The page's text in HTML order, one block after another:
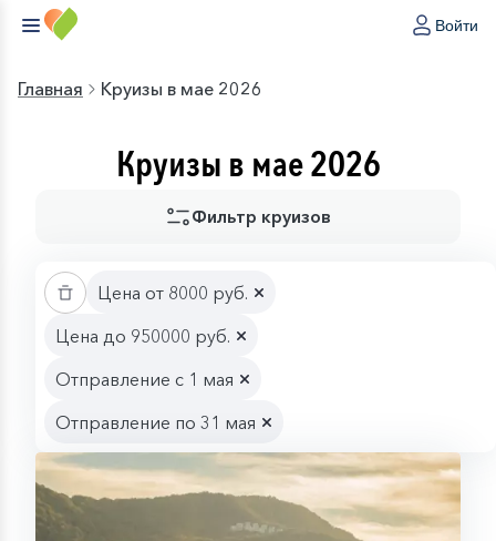
Войти
Главная Круизы в мае 2026
Круизы в мае 2026
Фильтр круизов
Цена от 8000 руб.
Цена до 950000 руб.
Отправление с 1 мая
Отправление по 31 мая